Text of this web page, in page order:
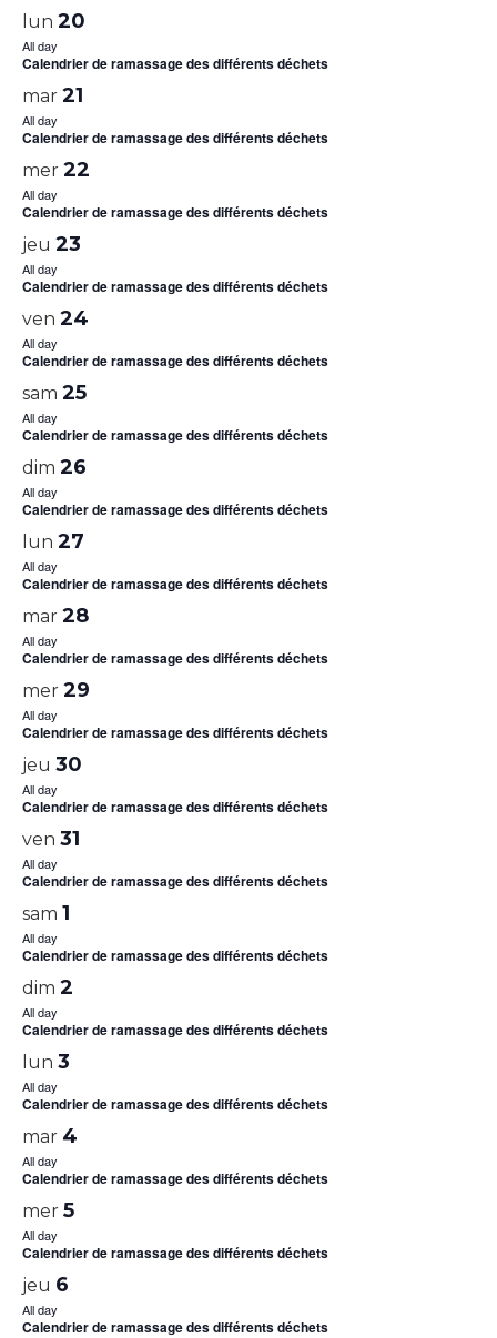
lun 20
All day
Calendrier de ramassage des différents déchets
mar 21
All day
Calendrier de ramassage des différents déchets
mer 22
All day
Calendrier de ramassage des différents déchets
jeu 23
All day
Calendrier de ramassage des différents déchets
ven 24
All day
Calendrier de ramassage des différents déchets
sam 25
All day
Calendrier de ramassage des différents déchets
dim 26
All day
Calendrier de ramassage des différents déchets
lun 27
All day
Calendrier de ramassage des différents déchets
mar 28
All day
Calendrier de ramassage des différents déchets
mer 29
All day
Calendrier de ramassage des différents déchets
jeu 30
All day
Calendrier de ramassage des différents déchets
ven 31
All day
Calendrier de ramassage des différents déchets
sam 1
All day
Calendrier de ramassage des différents déchets
dim 2
All day
Calendrier de ramassage des différents déchets
lun 3
All day
Calendrier de ramassage des différents déchets
mar 4
All day
Calendrier de ramassage des différents déchets
mer 5
All day
Calendrier de ramassage des différents déchets
jeu 6
All day
Calendrier de ramassage des différents déchets